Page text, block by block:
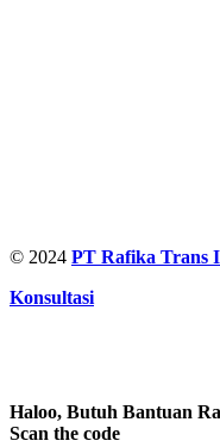
© 2024 PT Rafika Trans
Konsultasi
Haloo, Butuh Bantuan
Scan the code